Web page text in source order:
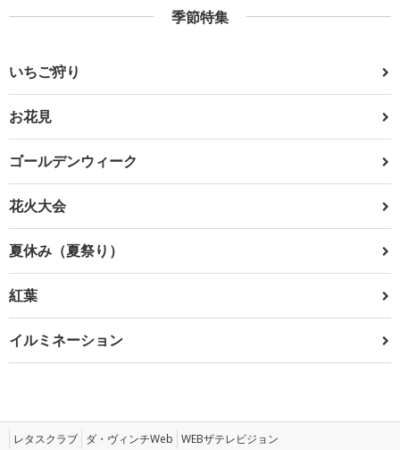
季節特集
いちご狩り
お花見
ゴールデンウィーク
花火大会
夏休み（夏祭り）
紅葉
イルミネーション
レタスクラブ ダ・ヴィンチWeb WEBザテレビジョン